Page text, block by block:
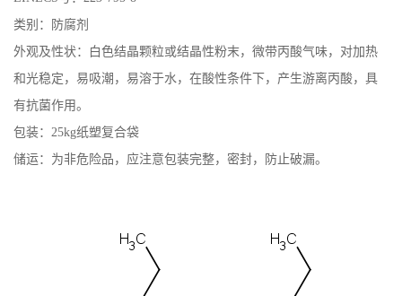
展
厅
类别：防腐剂
外观及性状：白色结晶颗粒或结晶性粉末，微带丙酸气味，对加热
和光稳定，易吸潮，易溶于水，在酸性条件下，产生游离丙酸，具
有抗菌作用。
包装：25kg纸塑复合袋
储运：为非危险品，应注意包装完整，密封，防止破漏。